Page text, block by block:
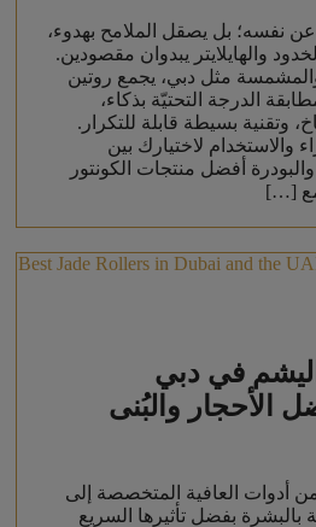
عن نفسه؛ بل يصقل الملامح بهدوء،
والهايلايتر يبدوان مقصودين.
مثل دبي، يجمع روتين
الدرجة التحتيّة بذكاء،
وتقنية بسيطة قابلة للتكرار.
والاستخدام لاختيارك بين
أفضل منتجات الكونتور
[…]
في دبي
الأحجار والبُنى
أدوات العافية المتخصصة إلى
بالبشرة بفضل تأثيرها السريع